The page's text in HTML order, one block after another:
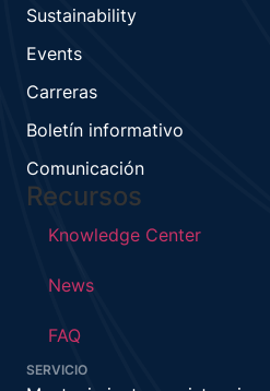
Sustainability
Events
Carreras
Boletín informativo
Comunicación
Recursos
Knowledge Center
News
FAQ
SERVICIO